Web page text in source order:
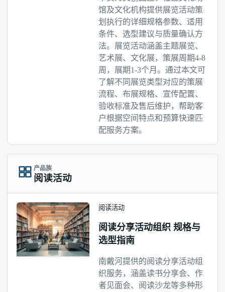
馆及文化机构提供展览活动策
划执行的详细规格参数、适用
条件、选型建议与质量确认方
法。展览活动涵盖主题展览、
艺术展、文化展，策展周期4-8
周，展期1-3个月。通过本文可
了解不同展览类型对应的策展
流程、布展规格、宣传配置、
验收标准及售后维护，帮助客
户根据空间特点和预算快速匹
配服务方案。
产品族
阅读活动
阅读活动
阅读分享活动组织 规格与
选型指南
南戴河提供的阅读分享活动组
织服务，涵盖读书分享会、作
者见面会、阅读沙龙等多种形